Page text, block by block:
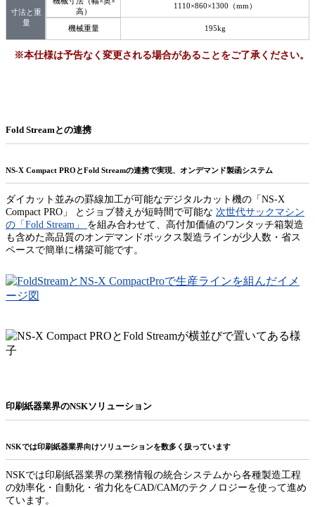
寸法と重
量
高）
1110×860×1300（mm）
機械重量 195kg
※本仕様は予告なく変更される場合があることをご了承ください。
Fold Streamとの連携
NS-X Compact PROとFold Streamの連携で実現、オンデマンド製函システム
ダイカット並みの罫線加工が可能なデジタルカット機の「NS-X
Compact PRO」 とジョブ替えが短時間で可能な 次世代サックマシン
の「Fold Stream」 を組み合わせて、高付加価値のワンタッチ箱製造
も含めた高品質のオンデマンドボックス製造ラインが少人数・省ス
ペースで簡単に構築可能です。
印刷紙器業界のNSKソリューション
NSKでは印刷紙器業界向けソリューションを数多く扱っています
NSKでは印刷紙器業界の業務情報の統合システムから各種製造工程
の効率化・自動化・省力化をCAD/CAMのテクノロジーを使って進め
ています。